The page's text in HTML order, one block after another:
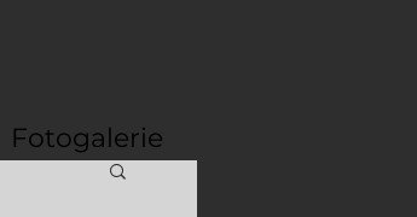
Fotogalerie